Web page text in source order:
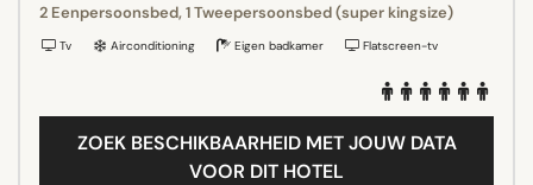
2 Eenpersoonsbed, 1 Tweepersoonsbed (super kingsize)
Tv Airconditioning Eigen badkamer Flatscreen-tv
ZOEK BESCHIKBAARHEID MET JOUW DATA
VOOR DIT HOTEL